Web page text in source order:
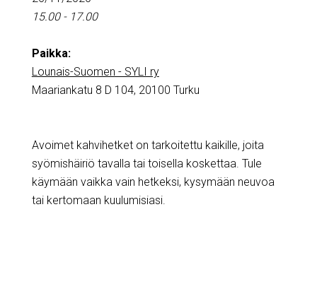
15.00 - 17.00
Paikka:
Lounais-Suomen - SYLI ry
Maariankatu 8 D 104, 20100 Turku
Avoimet kahvihetket on tarkoitettu kaikille, joita
syömishäiriö tavalla tai toisella koskettaa. Tule
käymään vaikka vain hetkeksi, kysymään neuvoa
tai kertomaan kuulumisiasi.